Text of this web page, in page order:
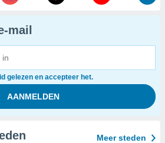
mail
gelezen en accepteer het.
Meer steden